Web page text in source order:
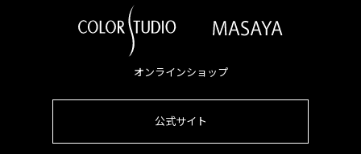
オンラインショップ
公式サイト